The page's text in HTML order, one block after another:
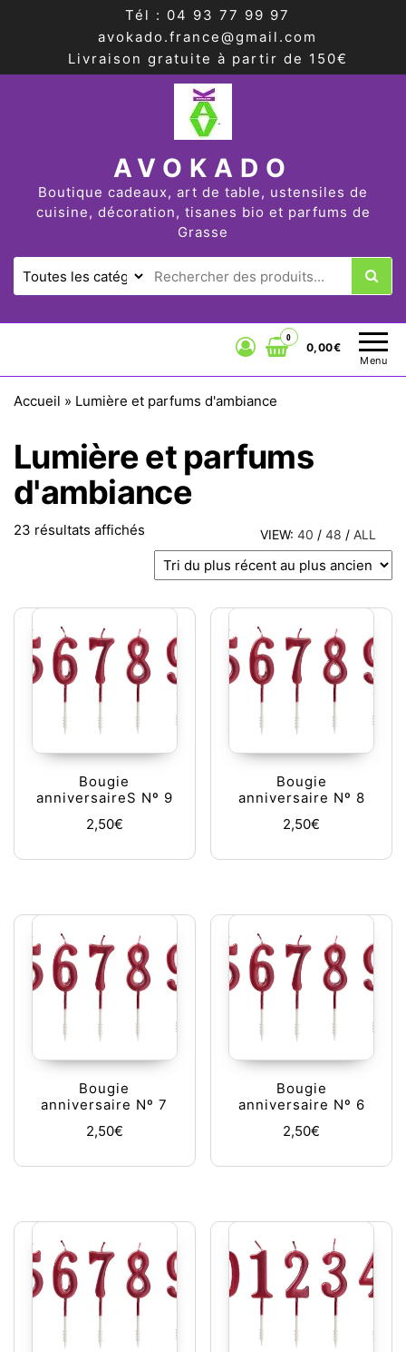
Tél : 04 93 77 99 97
avokado.france@gmail.com
Livraison gratuite à partir de 150€
AVOKADO
Boutique cadeaux, art de table, ustensiles de
cuisine, décoration, tisanes bio et parfums de
Grasse
Menu
0
0,00€
Accueil » Lumière et parfums d'ambiance
Lumière et parfums
d'ambiance
VIEW: 40 / 48 / ALL
23 résultats affichés Trié du plus récent au plus ancien
Bougie
anniversaireS Nº 9
2,50€
Bougie
anniversaire Nº 8
2,50€
Bougie
anniversaire Nº 7
2,50€
Bougie
anniversaire Nº 6
2,50€